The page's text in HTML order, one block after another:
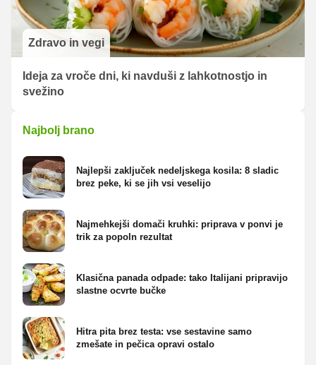
Zdravo in vegi
Ideja za vroče dni, ki navduši z lahkotnostjo in
svežino
Najbolj brano
Najlepši zaključek nedeljskega kosila: 8 sladic
brez peke, ki se jih vsi veselijo
Najmehkejši domači kruhki: priprava v ponvi je
trik za popoln rezultat
Klasična panada odpade: tako Italijani pripravijo
slastne ocvrte bučke
Hitra pita brez testa: vse sestavine samo
zmešate in pečica opravi ostalo